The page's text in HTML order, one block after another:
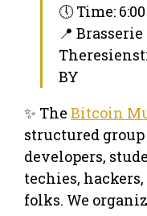
🕔 Time:
📍
BY
✨ The Bitcoin
structured
developers,
techies,
folks. We